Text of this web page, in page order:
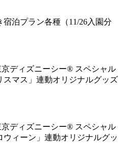
泊プラン各種（11/26入園分
ディズニーシー® スペシャル
マス」連動オリジナルグッズ
ディズニーシー® スペシャル
ィーン」連動オリジナルグッ